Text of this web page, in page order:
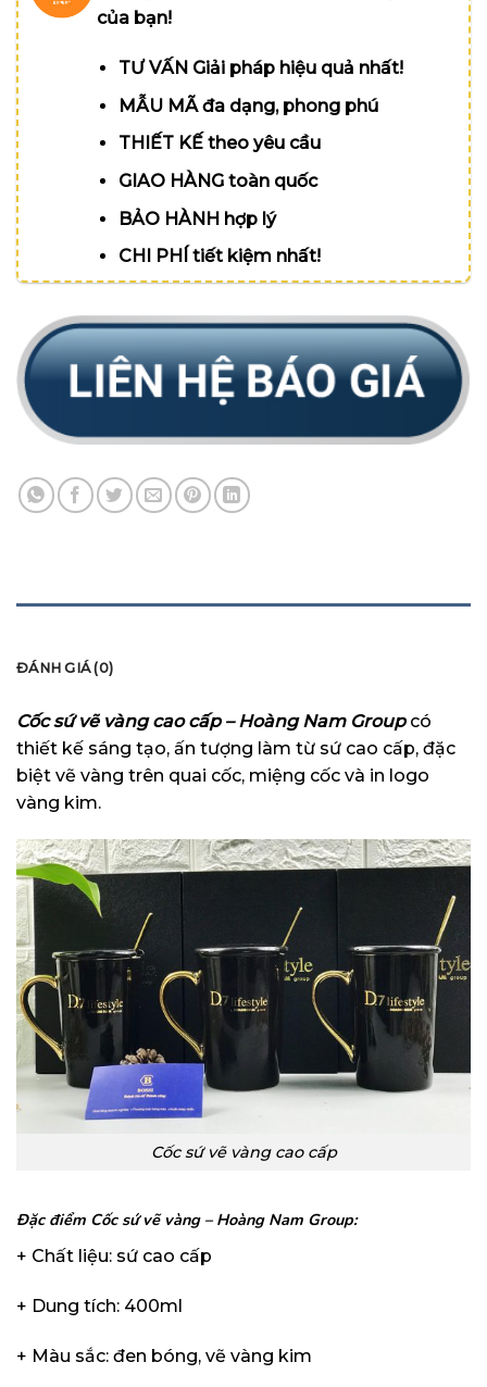
của bạn!
TƯ VẤN Giải pháp hiệu quả nhất!
MẪU MÃ đa dạng, phong phú
THIẾT KẾ theo yêu cầu
GIAO HÀNG toàn quốc
BẢO HÀNH hợp lý
CHI PHÍ tiết kiệm nhất!
ĐÁNH GIÁ (0)
Cốc sứ vẽ vàng cao cấp – Hoàng Nam Group có
thiết kế sáng tạo, ấn tượng làm từ sứ cao cấp, đặc
biệt vẽ vàng trên quai cốc, miệng cốc và in logo
vàng kim.
Cốc sứ vẽ vàng cao cấp
Đặc điểm Cốc sứ vẽ vàng – Hoàng Nam Group:
+ Chất liệu: sứ cao cấp
+ Dung tích: 400ml
+ Màu sắc: đen bóng, vẽ vàng kim